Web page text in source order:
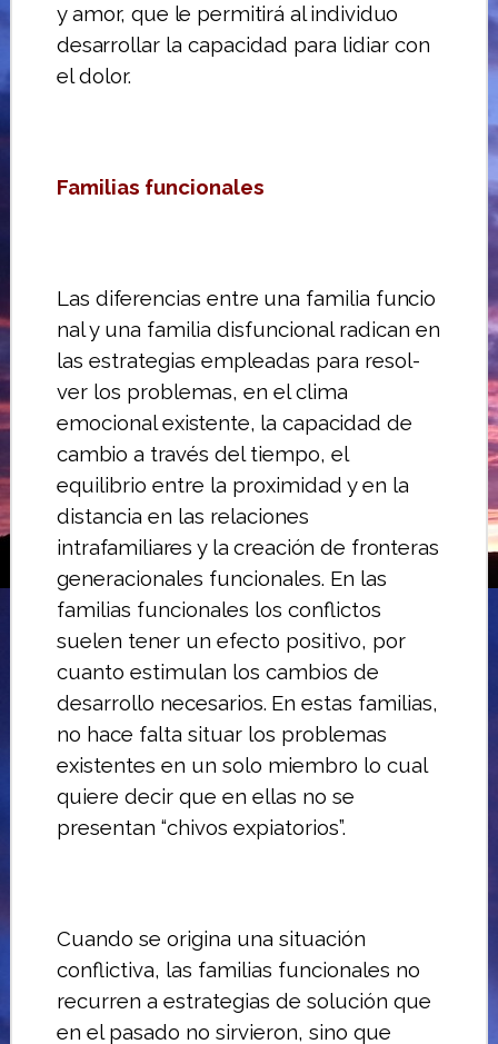
yamor, que le permitirá al individuo
desarro­llar la capacidad para lidiar con
el dolor.
Familias funcionales
Las diferencias entre una familia funcio­
nal y una familia disfuncional radican en
las estrategias empleadas para resol­
ver los problemas, en el clima
emocionalexistente, la capacidad de
cambio a través del tiempo, el
equilibrio entre la proximi­dad y en la
distancia en las relaciones
intrafamiliares y la creación de fronteras
ge­neracionales funcionales. En las
familias funcionales los conflictos
suelen tener un efecto positivo, por
cuanto estimulan los cambios de
desarrollo necesarios. En estas familias,
no hace falta situar los problemas
existentes en un solo miem­bro lo cual
quiere decir que en ellas no se
presentan “chivos expiatorios”.
Cuando se origina una situación
conflictiva, las familias funcionales no
recurren a estrategias de solución que
en el pasado no sirvieron, sino que